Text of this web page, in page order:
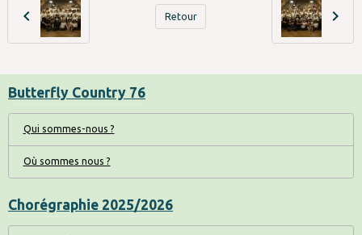
Retour
Butterfly Country 76
Qui sommes-nous ?
Où sommes nous ?
Chorégraphie 2025/2026